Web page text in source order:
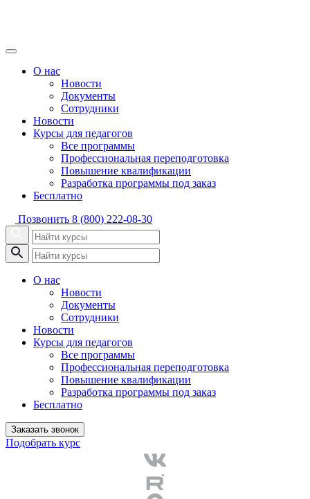
О нас
Новости
Документы
Сотрудники
Новости
Курсы для педагогов
Все программы
Профессиональная переподготовка
Повышение квалификации
Разработка программы под заказ
Бесплатно
Позвонить 8 (800) 222-08-30
О нас
Новости
Документы
Сотрудники
Новости
Курсы для педагогов
Все программы
Профессиональная переподготовка
Повышение квалификации
Разработка программы под заказ
Бесплатно
Заказать звонок
Подобрать курс